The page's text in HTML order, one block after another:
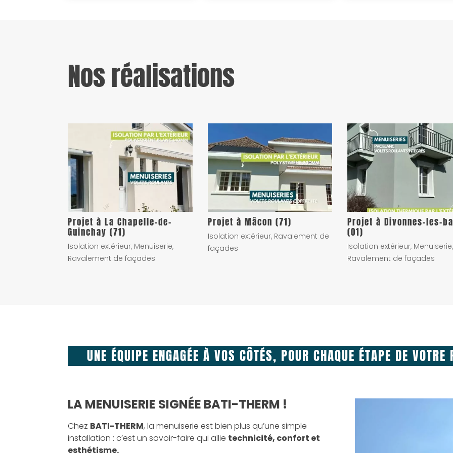
Nos réalisations
Projet à La Chapelle-de-
Guinchay (71)
Isolation extérieur, Menuiserie,
Ravalement de façades
Projet à Mâcon (71)
Isolation extérieur, Ravalement de
façades
Projet à Divonnes-les-
(01)
Isolation extérieur, Menuiserie,
Ravalement de façades
UNE ÉQUIPE ENGAGÉE À VOS CÔTÉS, POUR CHAQUE ÉTAPE DE
LA MENUISERIE SIGNÉE BATI-THERM !
Chez BATI-THERM, la menuiserie est bien plus qu’une simple
installation : c’est un savoir-faire qui allie technicité, confort et
esthétisme.